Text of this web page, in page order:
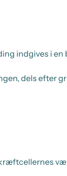
indgives i en
dels efter